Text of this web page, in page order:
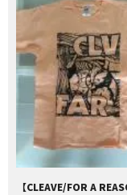
【CLEAVE/FOR A